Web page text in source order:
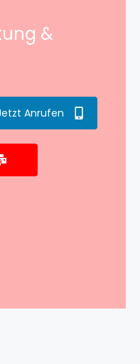
&
Anrufen